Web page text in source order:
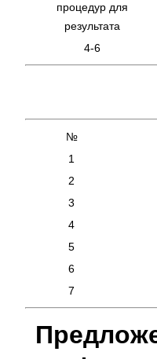
процедур для
результата
4-6
№
1
2
3
4
5
6
7